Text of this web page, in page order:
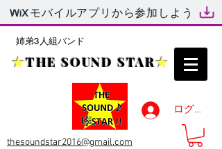
モバイルアプリから参加しよう
姉弟3人組バンド
★THE SOUND STAR★
ログイン
thesoundstar2016@gmail.com